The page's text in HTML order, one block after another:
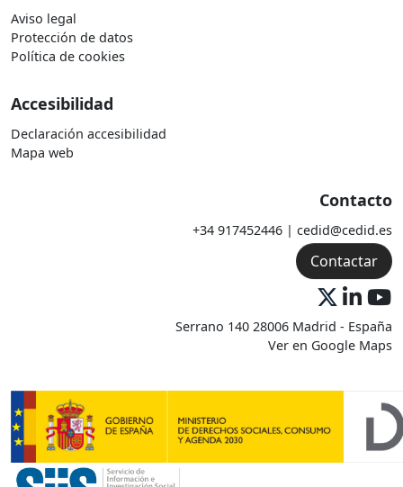
Aviso legal
Protección de datos
Política de cookies
Accesibilidad
Declaración accesibilidad
Mapa web
Contacto
+34 917452446 | cedid@cedid.es
Contactar
Serrano 140 28006 Madrid - España
Ver en Google Maps